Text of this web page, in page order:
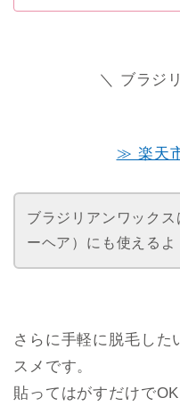
＼ ブラジ
≫ 楽天
ブラジリアンワック
ーヘア）にも使えるよ
さらに手軽に脱毛した
スメです。
貼ってはがすだけでOK